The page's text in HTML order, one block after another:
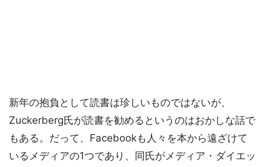
新年の抱負として読書は珍しいものではないが、
Zuckerberg氏が読書を勧めるというのはおかしな話で
もある。だって、Facebookも人々を本から遠ざけて
いるメディアの1つであり、同氏がメディア・ダイエッ